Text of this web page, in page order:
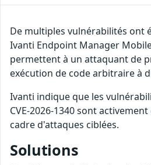
De multiples vulnérabilités ont
Ivanti Endpoint Manager
permettent à un attaquant de
exécution de code arbitraire à
Ivanti indique que les
CVE-2026-1340 sont
cadre d'attaques ciblées.
Solutions